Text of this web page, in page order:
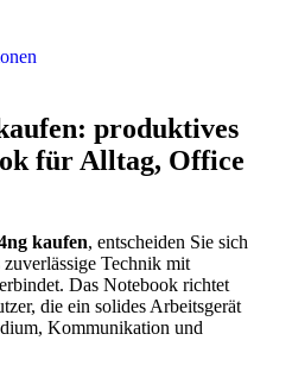
produktives
für Alltag, Office
kaufen, entscheiden Sie sich
Technik mit
Das Notebook richtet
die ein solides Arbeitsgerät
Kommunikation und